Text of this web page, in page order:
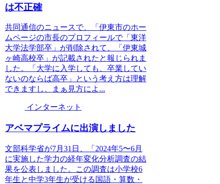
は不正確
共同通信のニュースで、「伊東市のホー
ムページの市長のプロフィールで「東洋
大学法学部卒」が削除されて、「伊東城
ヶ崎高校卒」が記載されたと報じられま
した。「大学に入学しても、卒業してい
ないのならば高卒」という考え方は理解
できますし、まぁ見方によ...
インターネット
アベマプライムに出演しました
文部科学省が7月31日、「2024年5〜6月
に実施した学力の経年変化分析調査の結
果を公表しました。この調査は小学校6
年生と中学3年生が受ける国語・算数・